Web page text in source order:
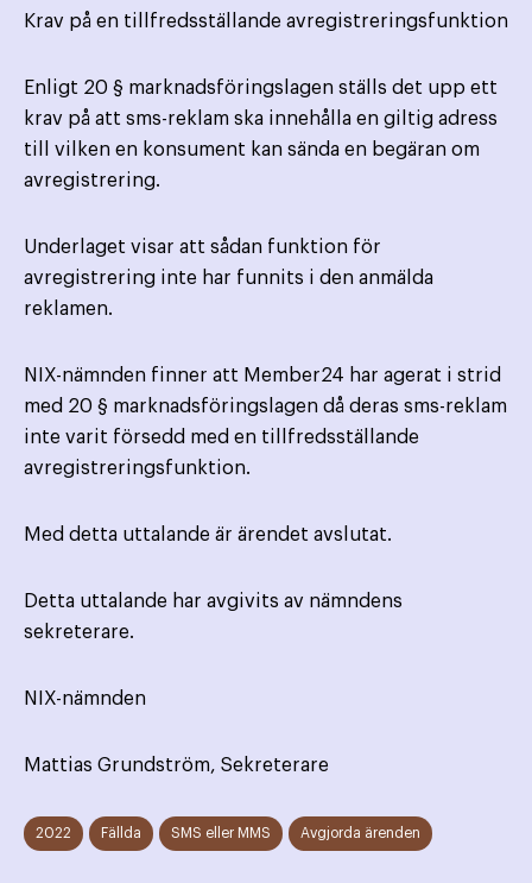
Krav på en tillfredsställande avregistreringsfunktion
Enligt 20 § marknadsföringslagen ställs det upp ett
krav på att sms-reklam ska innehålla en giltig adress
till vilken en konsument kan sända en begäran om
avregistrering.
Underlaget visar att sådan funktion för
avregistrering inte har funnits i den anmälda
reklamen.
NIX-nämnden finner att Member24 har agerat i strid
med 20 § marknadsföringslagen då deras sms-reklam
inte varit försedd med en tillfredsställande
avregistreringsfunktion.
Med detta uttalande är ärendet avslutat.
Detta uttalande har avgivits av nämndens
sekreterare.
NIX-nämnden
Mattias Grundström, Sekreterare
2022 Fällda SMS eller MMS Avgjorda ärenden